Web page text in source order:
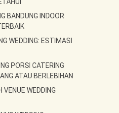
BANDUNG INDOOR
WEDDING: ESTIMASI
PORSI CATERING
ATAU BERLEBIHAN
VENUE WEDDING